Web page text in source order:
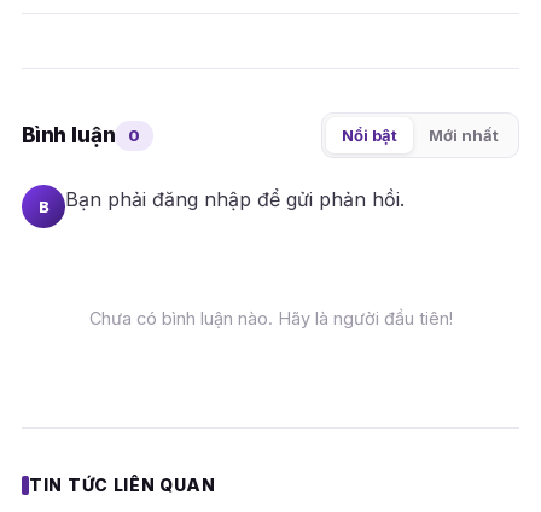
Bình luận 0 Nổi bật Mới nhất
B Bạn phải đăng nhập để gửi phản hồi.
Chưa có bình luận nào. Hãy là người đầu tiên!
TIN TỨC LIÊN QUAN